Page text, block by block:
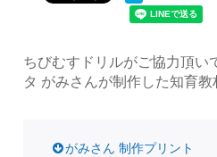
ちびむすドリルがご協力頂い
タ がみさんが制作した知育教
がみさん 制作プリント